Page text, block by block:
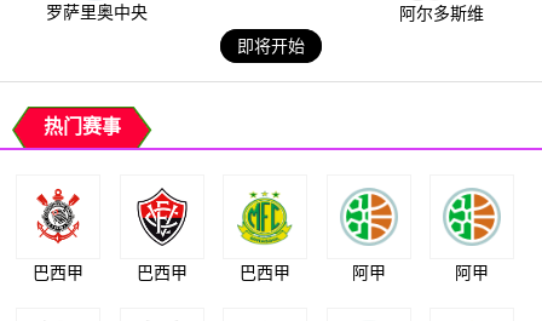
罗萨里奥中央
阿尔多斯维
即将开始
热门赛事
巴西甲 巴西甲 巴西甲 阿甲 阿甲